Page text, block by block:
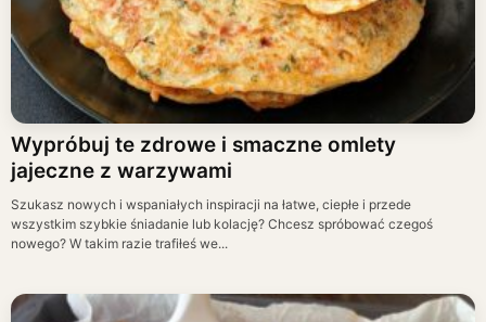
Wypróbuj te zdrowe i smaczne omlety
jajeczne z warzywami
Szukasz nowych i wspaniałych inspiracji na łatwe, ciepłe i przede
wszystkim szybkie śniadanie lub kolację? Chcesz spróbować czegoś
nowego? W takim razie trafiłeś we...